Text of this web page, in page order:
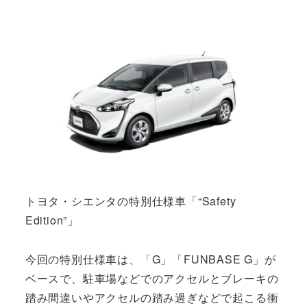
トヨタ・シエンタの特別仕様車「“Safety
Edition”」
今回の特別仕様車は、「G」「FUNBASE G」が
ベースで、駐車場などでのアクセルとブレーキの
踏み間違いやアクセルの踏み過ぎなどで起こる衝